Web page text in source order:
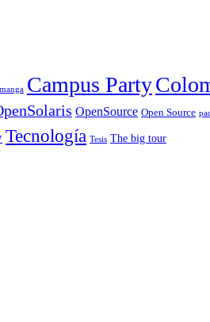
Campus Party
OpenSource Open Source
Tecnología Tesis The big tour